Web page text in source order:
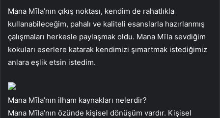
Mana Mīla’nın çıkış noktası, kendim de rahatlıkla
kullanabileceğim, pahalı ve kaliteli esanslarla hazırlanmış
çalışmaları herkesle paylaşmak oldu. Mana Mīla sevdiğim
kokuları eserlere katarak kendimizi şımartmak istediğimiz
anlara eşlik etsin istedim.
Mana Mīla’nın ilham kaynakları nelerdir?
Mana Mīla’nın özünde kişisel dönüşüm vardır. Kişisel